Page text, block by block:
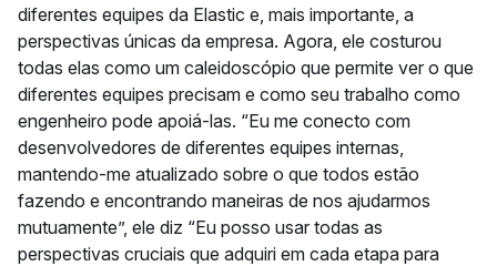
diferentes equipes da Elastic e, mais importante, a
perspectivas únicas da empresa. Agora, ele costurou
todas elas como um caleidoscópio que permite ver o que
diferentes equipes precisam e como seu trabalho como
engenheiro pode apoiá-las. “Eu me conecto com
desenvolvedores de diferentes equipes internas,
mantendo-me atualizado sobre o que todos estão
fazendo e encontrando maneiras de nos ajudarmos
mutuamente”, ele diz “Eu posso usar todas as
perspectivas cruciais que adquiri em cada etapa para